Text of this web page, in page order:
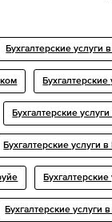
Бухгалтерские услуги
Бухгалтерские
Бухгалтерские услуги
Бухгалтерские услуги